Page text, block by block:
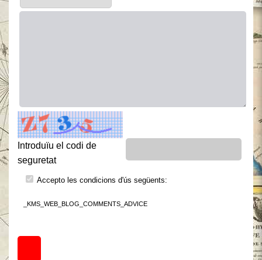
Introduïu el codi de
seguretat
Accepto les condicions d'ús següents:
_KMS_WEB_BLOG_COMMENTS_ADVICE